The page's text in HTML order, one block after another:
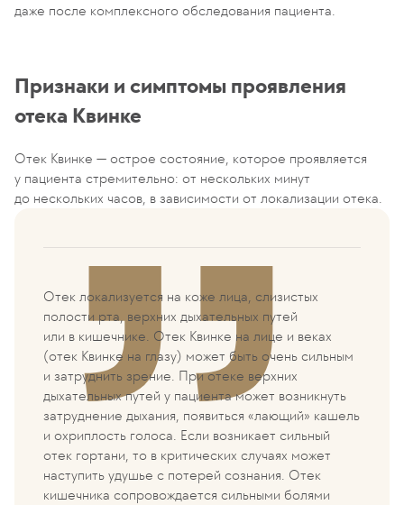
даже после комплексного обследования пациента.
Признаки и симптомы проявления
отека Квинке
Отек Квинке — острое состояние, которое проявляется
у пациента стремительно: от нескольких минут
до нескольких часов, в зависимости от локализации отека.
Отек локализуется на коже лица, слизистых
полости рта, верхних дыхательных путей
или в кишечнике. Отек Квинке на лице и веках
(отек Квинке на глазу) может быть очень сильным
и затруднить зрение. При отеке верхних
дыхательных путей у пациента может возникнуть
затруднение дыхания, появиться «лающий» кашель
и охриплость голоса. Если возникает сильный
отек гортани, то в критических случаях может
наступить удушье с потерей сознания. Отек
кишечника сопровождается сильными болями